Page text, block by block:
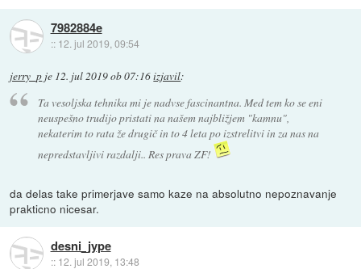
7982884e
:: 12. jul 2019, 09:54
jerry_p je 12. jul 2019 ob 07:16izjavil:
Ta vesoljska tehnika mi je nadvse fascinantna. Med tem ko se eni
neuspešno trudijo pristati na našem najbližjem "kamnu",
nekaterim to rata že drugič in to 4 leta po izstrelitvi in za nas na
nepredstavljivi razdalji.. Res prava ZF!
da delas take primerjave samo kaze na absolutno nepoznavanje
prakticno nicesar.
desni_jype
:: 12. jul 2019, 13:48